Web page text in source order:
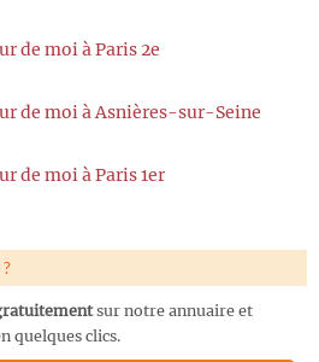
de moi à Paris 2e
de moi à Asnières-sur-Seine
de moi à Paris 1er
sur notre annuaire et
quelques clics.